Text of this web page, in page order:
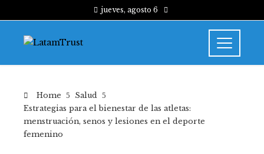
jueves, agosto 6
Home
Salud
Estrategias para el bienestar de las atletas:
menstruación, senos y lesiones en el deporte
femenino